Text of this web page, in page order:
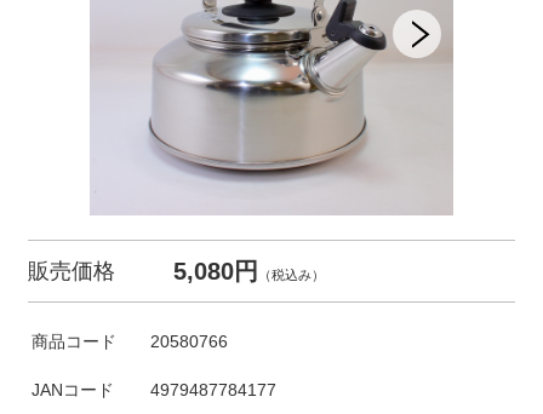
販売価格 5,080円 （税込み）
商品コード 20580766
JANコード 4979487784177